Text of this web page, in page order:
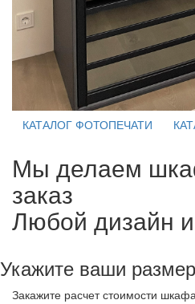
КАТАЛОГ ФОТОПЕЧАТИ
Мы делаем
заказ
Любой дизайн
Укажите ваши
Закажите расчет стоимости